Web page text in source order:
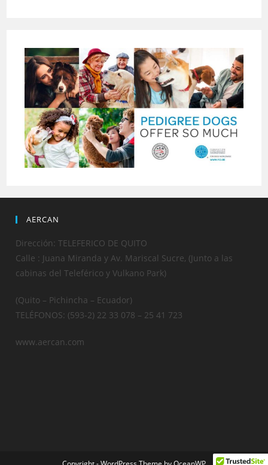
AERCAN
Dirección: TELEFERICO DE QUITO
Calle : Juana Miranda y Av. Mariscal Sucre, (Junto a las
cabinas del Teleférico y Vulkano Park)
(Quito – Pichincha – Ecuador)
TELÉFONOS: (593-2) 22 33 078 – 25 41 723
www.aercan.com